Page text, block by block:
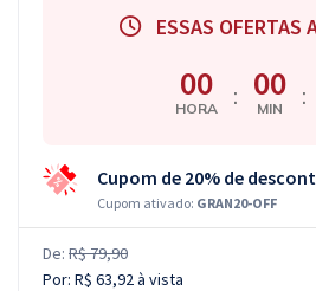
ESSAS OFERTAS
00
HORA : 00
MIN :
Cupom de 20% de
Cupom ativado: GRAN20-OFF
De: R$ 79,90
Por: R$ 63,92à vista